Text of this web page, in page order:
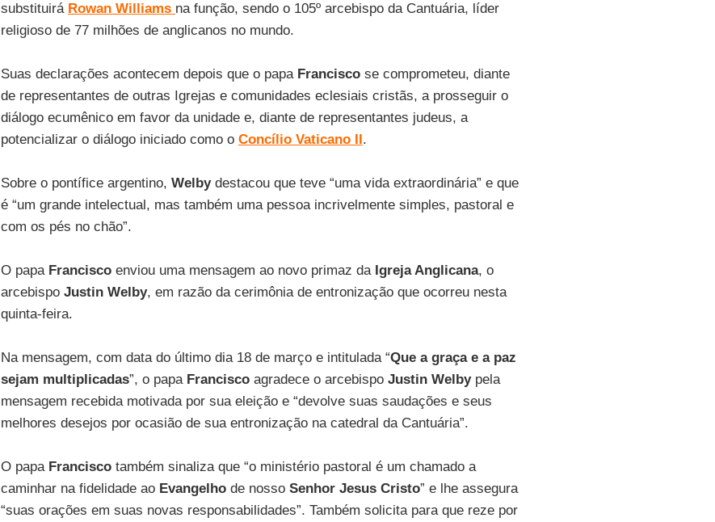
substituirá Rowan Williams na função, sendo o 105º arcebispo da Cantuária, líder
religioso de 77 milhões de anglicanos no mundo.
Suas declarações acontecem depois que o papa Francisco se comprometeu, diante
de representantes de outras Igrejas e comunidades eclesiais cristãs, a prosseguir o
diálogo ecumênico em favor da unidade e, diante de representantes judeus, a
potencializar o diálogo iniciado como o Concílio Vaticano II.
Sobre o pontífice argentino, Welby destacou que teve “uma vida extraordinária” e que
é “um grande intelectual, mas também uma pessoa incrivelmente simples, pastoral e
com os pés no chão”.
O papa Francisco enviou uma mensagem ao novo primaz da Igreja Anglicana, o
arcebispo Justin Welby, em razão da cerimônia de entronização que ocorreu nesta
quinta-feira.
Na mensagem, com data do último dia 18 de março e intitulada “Que a graça e a paz
sejam multiplicadas”, o papa Francisco agradece o arcebispo Justin Welbypela
mensagem recebida motivada por sua eleição e “devolve suas saudações e seus
melhores desejos por ocasião de sua entronização na catedral da Cantuária”.
O papa Francisco também sinaliza que “o ministério pastoral é um chamado a
caminhar na fidelidade ao Evangelho de nosso Senhor Jesus Cristo” e lhe assegura
“suas orações em suas novas responsabilidades”. Também solicita para que reze por